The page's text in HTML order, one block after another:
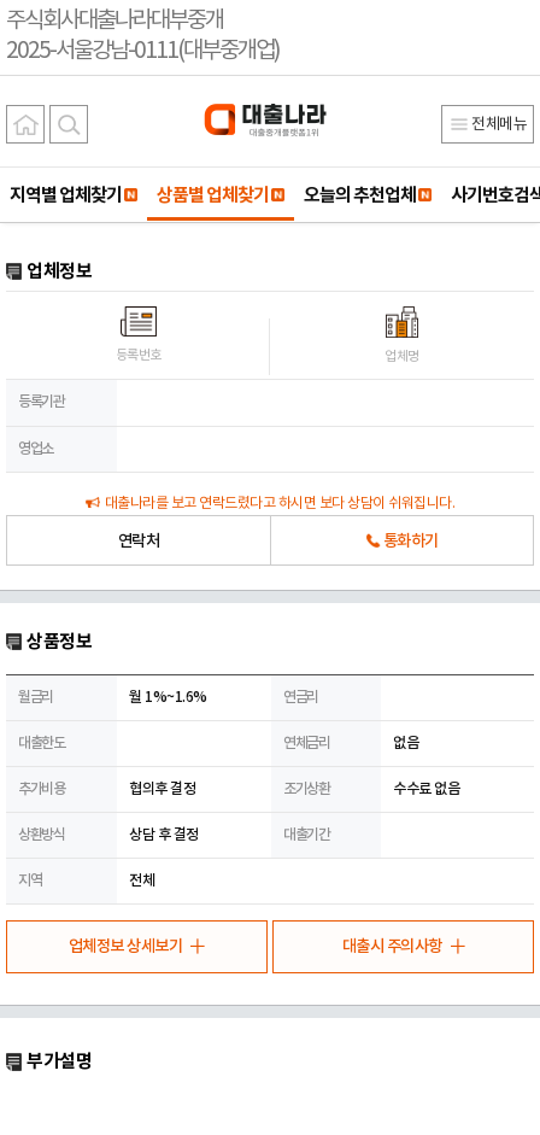
주식회사대출나라대부중개
2025-서울강남-0111(대부중개업)
전체메뉴
지역별 업체찾기 상품별 업체찾기 오늘의 추천업체 사기번호검
업체정보
등록번호 업체명
등록기관
영업소
대출나라를 보고 연락드렸다고 하시면 보다 상담이 쉬워집니다.
연락처 통화하기
상품정보
월금리 월 1%~1.6% 연금리
대출한도 연체금리 없음
추가비용 협의후 결정 조기상환 수수료 없음
상환방식 상담 후 결정 대출기간
지역 전체
업체정보 상세보기 대출시 주의사항
부가설명